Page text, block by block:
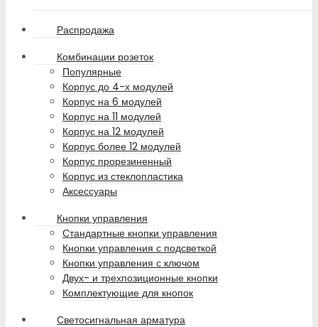
Распродажа
Комбинации розеток
Популярные
Корпус до 4-х модулей
Корпус на 6 модулей
Корпус на 11 модулей
Корпус на 12 модулей
Корпус более 12 модулей
Корпус прорезиненный
Корпус из стеклопластика
Аксессуары
Кнопки управления
Стандартные кнопки управления
Кнопки управления с подсветкой
Кнопки управления с ключом
Двух- и трехпозиционные кнопки
Комплектующие для кнопок
Светосигнальная арматура